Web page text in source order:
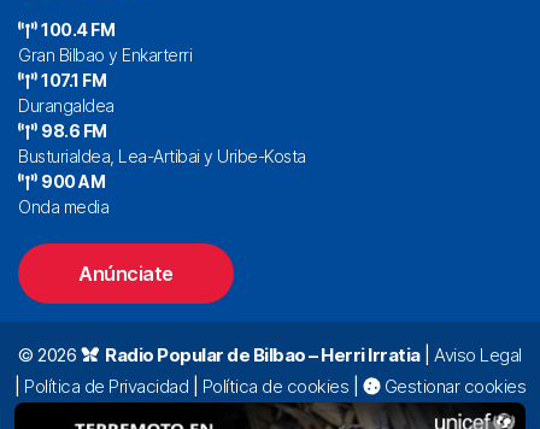
100.4 FM
Gran Bilbao y Enkarterri
107.1 FM
Durangaldea
98.6 FM
Busturialdea, Lea-Artibai y Uribe-Kosta
900 AM
Onda media
Anúnciate
© 2026 Radio Popular de Bilbao – Herri Irratia| Aviso Legal
Política de Privacidad Política de cookies
Gestionar cookies
Alda. Mazarredo, 47 – 7º 48009 Bilbao |
94 423 92 00|